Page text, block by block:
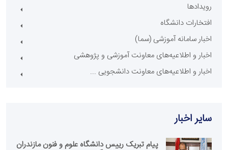
رویدادها
افتخارات دانشگاه
اخبار سامانه آموزشی (سما)
اخبار و اطلاعیه‌های معاونت آموزشی و پژوهشی
اخبار و اطلاعیه‌های معاونت دانشجویی ...
سایر اخبار
پیام تبریک رییس دانشگاه علوم و فنون مازندران